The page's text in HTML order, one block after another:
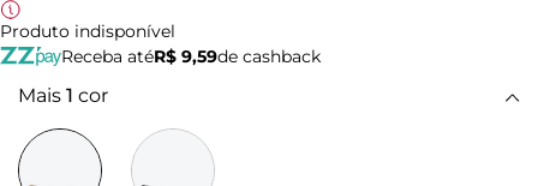
Produto indisponível
Receba atéR$ 9,59de cashback
Mais 1 cor